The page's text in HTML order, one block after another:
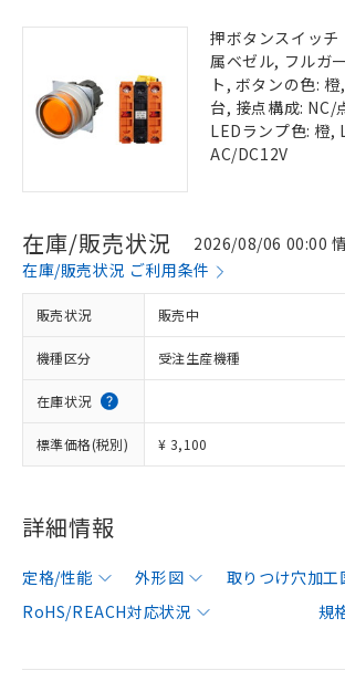
押ボタンスイッ
属ベゼル, フルガ
ト, ボタンの色:
台, 接点構成: NC/
LEDランプ色: 橙,
AC/DC12V
在庫/販売状況
2026/08/06 00:00
在庫/販売状況 ご利用条件
販売状況 販売中
機種区分 受注生産機種
在庫状況
標準価格(税別) ¥ 3,100
詳細情報
定格/性能 外形図 取りつけ穴加工
RoHS/REACH対応状況
規